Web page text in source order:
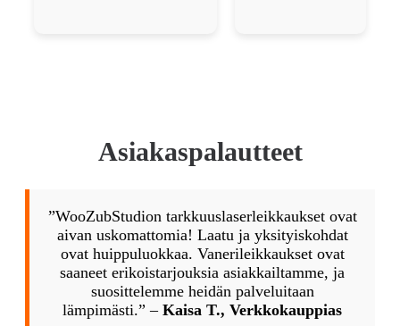
Asiakaspalautteet
”WooZubStudion tarkkuuslaserleikkaukset ovat
aivan uskomattomia! Laatu ja yksityiskohdat
ovat huippuluokkaa. Vanerileikkaukset ovat
saaneet erikoistarjouksia asiakkailtamme, ja
suosittelemme heidän palveluitaan
lämpimästi.” – Kaisa T., Verkkokauppias